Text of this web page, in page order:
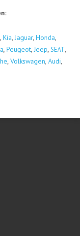
, Kia, Jagu­ar, Hon­da,
, Peu­geot, Jeep, SEAT,
, Volks­wa­gen, Audi,